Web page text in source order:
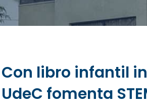
Con libro infantil
UdeC fomenta